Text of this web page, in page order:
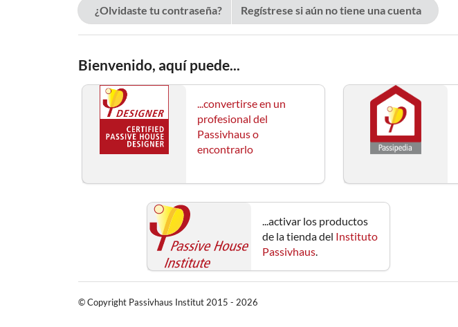
¿Olvidaste tu contraseña? Regístrese si aún no tiene una cuenta
Bienvenido, aquí puede...
...convertirse en un
profesional del
Passivhaus o
encontrarlo
...activar los productos
de la tienda del Instituto
Passivhaus.
© Copyright Passivhaus Institut 2015 - 2026